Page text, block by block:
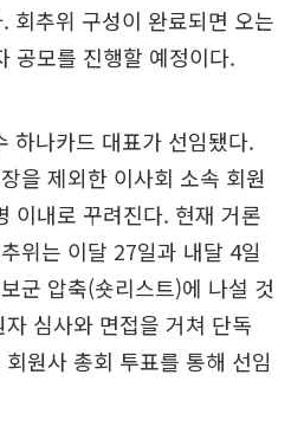
회추위 구성이 완료되면 오는
공모를 진행할 예정이다.
하나카드 대표가 선임됐다.
을 제외한 이사회 소속 회원
이내로 꾸려진다. 현재 거론
위는 이달 27일과 내달 4일
군 압축(숏리스트)에 나설 것
심사와 면접을 거쳐 단독
원사 총회 투표를 통해 선임